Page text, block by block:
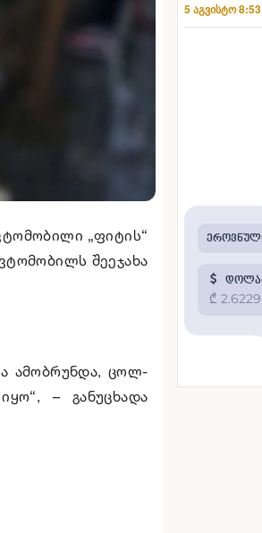
„ფიტის“
შეეჯახა
ამობრუნდა, ცოლ-
– განუცხადა
5 აგვისტო 8:53